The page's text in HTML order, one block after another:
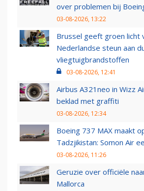
over problemen bij
03-08-2026, 13:22
Brussel geeft groen licht
Nederlandse steun aan
vliegtuigbrandstoffen
03-08-2026, 12:41
Airbus A321neo in Wizz
beklad met graffiti
03-08-2026, 12:34
Boeing 737 MAX maakt
Tadzjikistan: Somon Air
03-08-2026, 11:26
Geruzie over officiële
Mallorca